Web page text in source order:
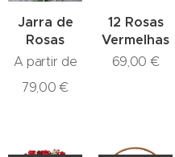
Jarra de
Rosas
A partir de
79,00 €
12 Rosas
Vermelhas
69,00 €